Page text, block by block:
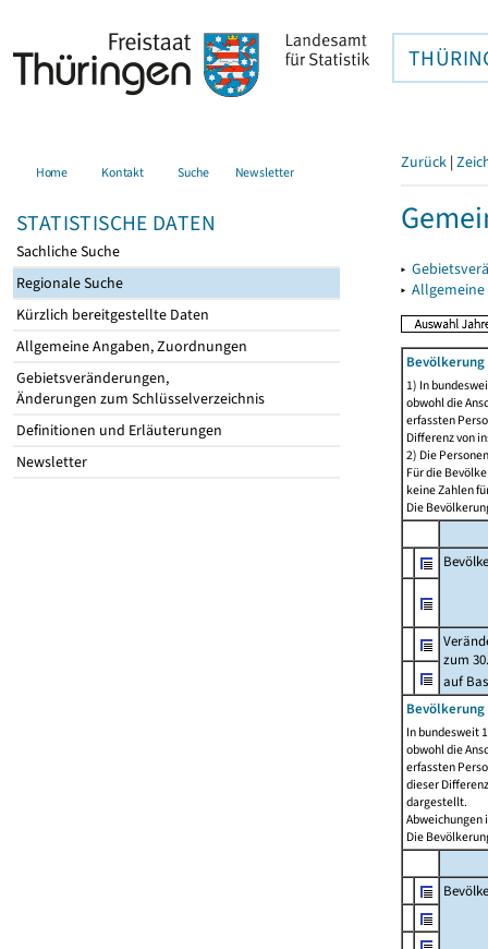
Home Kontakt Suche Newsletter
STATISTISCHE DATEN
Sachliche Suche
Regionale Suche
Kürzlich bereitgestellte Daten
Allgemeine Angaben, Zuordnungen
Gebietsveränderungen,
Änderungen zum Schlüsselverzeichnis
Definitionen und Erläuterungen
Newsletter
Zurück |
▸
▸
1) In
obwohl die
erfassten
Differenz von
2) Die
Für die
keine Zahlen
Die
zum
auf
Bevölkerung
In bundesweit
obwohl die
erfassten
dieser
dargestellt.
Abweichungen
Die